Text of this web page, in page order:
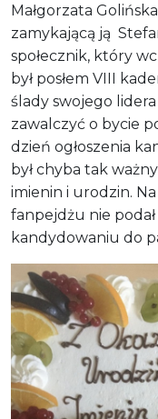
Małgorzata
zamykającą ją
społecznik, który
był posłem VIII
ślady swojego
zawalczyć o bycie
dzień ogłoszenia
był chyba tak
imienin i urodzin.
fanpejdżu nie
kandydowaniu do